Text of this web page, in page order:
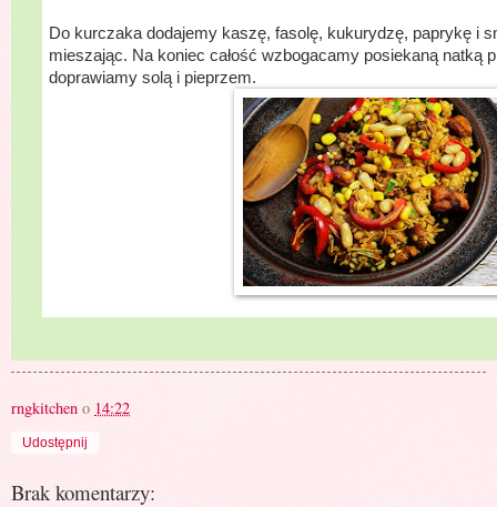
Do kurczaka dodajemy kaszę, fasolę, kukurydzę, paprykę i
mieszając. Na koniec całość wzbogacamy posiekaną natką
doprawiamy solą i pieprzem.
rngkitchen o 14:22
Udostępnij
Brak komentarzy: